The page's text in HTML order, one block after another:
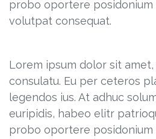
probo oportere posidonium
volutpat consequat.
Lorem ipsum dolor sit
consulatu. Eu per ceteros
legendos ius. At adhuc
euripidis, habeo elitr
probo oportere posidonium